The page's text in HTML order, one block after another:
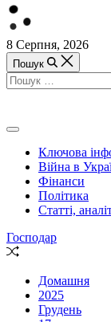
Перейти
до
вмісту
8 Серпня, 2026
Пошук
Пошук:
Off
Canvas
(поза
полотном)
Ключова
Війна в
Фінанси
Політика
Статті,
Господар
Випадкова
Домашня
2025
Грудень